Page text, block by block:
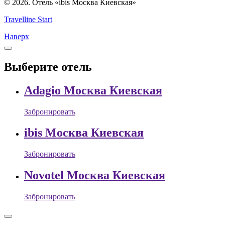
© 2026. Отель «ibis Москва Киевская»
Travelline Start
Наверх
Выберите отель
Adagio Москва Киевская
Забронировать
ibis Москва Киевская
Забронировать
Novotel Москва Киевская
Забронировать